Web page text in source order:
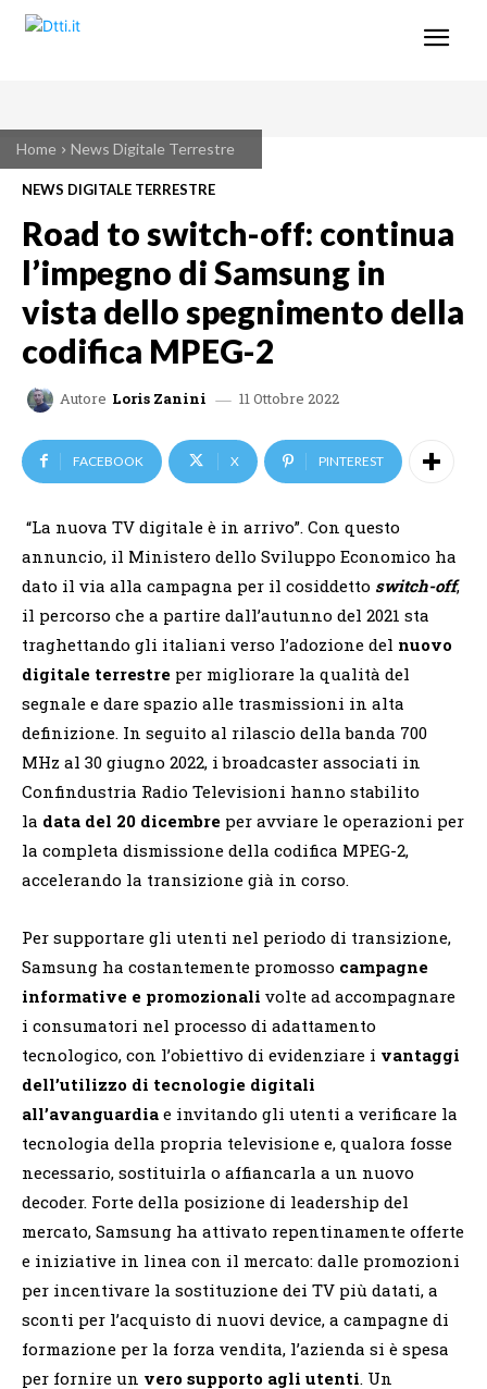
Home News Digitale Terrestre
NEWS DIGITALE TERRESTRE
Road to switch-off: continua
l’impegno di Samsung in
vista dello spegnimento della
codifica MPEG-2
Autore Loris Zanini 11 Ottobre 2022
FACEBOOK X PINTEREST
“La nuova TV digitale è in arrivo”. Con questo
annuncio, il Ministero dello Sviluppo Economico ha
dato il via alla campagna per il cosiddetto switch-off,
il percorso che a partire dall’autunno del 2021 sta
traghettando gli italiani verso l’adozione del nuovo
digitale terrestre per migliorare la qualità del
segnale e dare spazio alle trasmissioni in alta
definizione. In seguito al rilascio della banda 700
MHz al 30 giugno 2022, i broadcaster associati in
Confindustria Radio Televisioni hanno stabilito
la data del 20 dicembre per avviare le operazioni per
la completa dismissione della codifica MPEG-2,
accelerando la transizione già in corso.
Per supportare gli utenti nel periodo di transizione,
Samsung ha costantemente promosso campagne
informative e promozionali volte ad accompagnare
i consumatori nel processo di adattamento
tecnologico, con l’obiettivo di evidenziare i vantaggi
dell’utilizzo di tecnologie digitali
all’avanguardia e invitando gli utenti a verificare la
tecnologia della propria televisione e, qualora fosse
necessario, sostituirla o affiancarla a un nuovo
decoder. Forte della posizione di leadership del
mercato, Samsung ha attivato repentinamente offerte
e iniziative in linea con il mercato: dalle promozioni
per incentivare la sostituzione dei TV più datati, a
sconti per l’acquisto di nuovi device, a campagne di
formazione per la forza vendita, l’azienda si è spesa
per fornire un vero supporto agli utenti. Un